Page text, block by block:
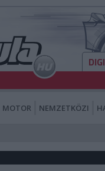
MOTOR NEMZETKÖZI